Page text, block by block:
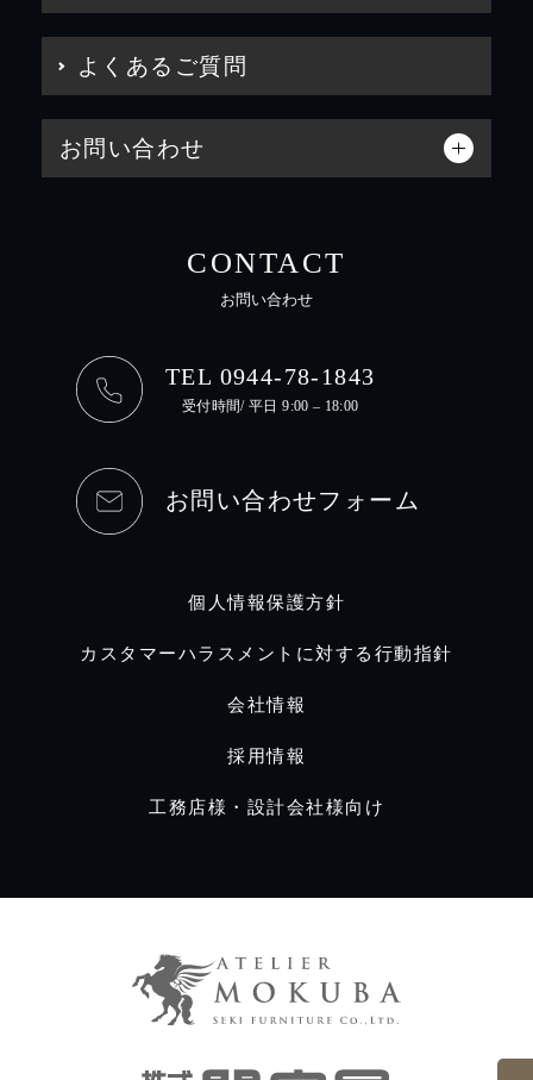
よくあるご質問
お問い合わせ
CONTACT
お問い合わせ
TEL 0944-78-1843
受付時間/ 平日 9:00 – 18:00
お問い合わせフォーム
個人情報保護方針
カスタマーハラスメントに対する行動指針
会社情報
採用情報
工務店様・設計会社様向け